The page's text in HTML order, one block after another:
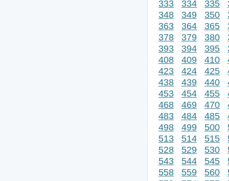
333
334 335
348
349 350
363
364 365
378
379 380
393
394 395
408
409 410
423
424 425
438
439 440
453
454 455
468
469 470
483
484 485
498
499 500
513
514 515
528
529 530
543
544 545
558
559 560